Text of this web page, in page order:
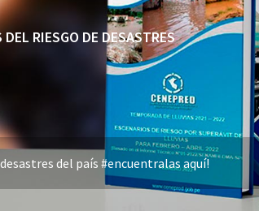
RIESGO DE DESASTRES
del país #encuentralas aquí!